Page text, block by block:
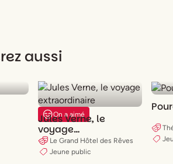
aussi
On a aimé
Jules Verne, le
voyage
extraordinaire
Le Grand Hôtel des Rêves
Jeune public